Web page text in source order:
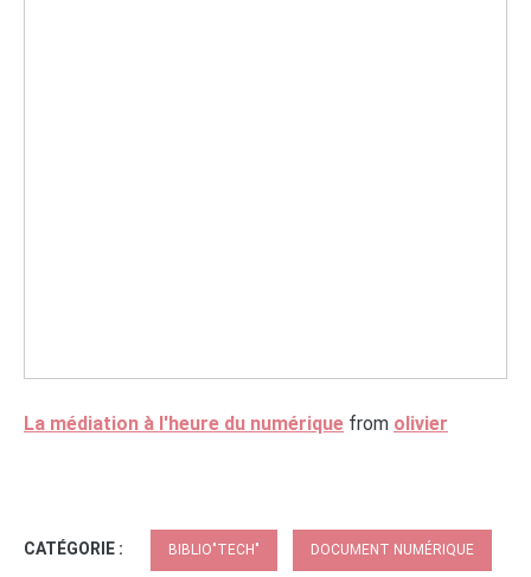
La médiation à l'heure du numérique from olivier
CATÉGORIE : BIBLIO"TECH" DOCUMENT NUMÉRIQUE